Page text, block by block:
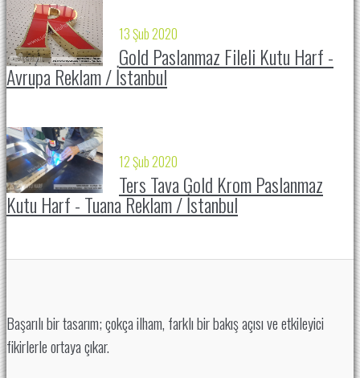
13 Şub 2020
Gold Paslanmaz Fileli Kutu Harf -
Avrupa Reklam / İstanbul
12 Şub 2020
Ters Tava Gold Krom Paslanmaz
Kutu Harf - Tuana Reklam / İstanbul
Başarılı bir tasarım; çokça ilham, farklı bir bakış açısı ve etkileyici
fikirlerle ortaya çıkar.